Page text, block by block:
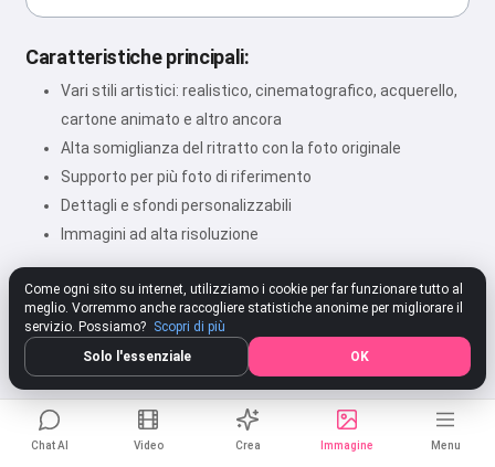
Caratteristiche principali:
Vari stili artistici: realistico, cinematografico, acquerello,
cartone animato e altro ancora
Alta somiglianza del ritratto con la foto originale
Supporto per più foto di riferimento
Dettagli e sfondi personalizzabili
Immagini ad alta risoluzione
★★★★★4.80312 Impostazioni Valuta
Chat AI Video Crea Immagine Menu
Come ogni sito su internet, utilizziamo i cookie per far funzionare tutto al
meglio. Vorremmo anche raccogliere statistiche anonime per migliorare il
servizio. Possiamo? Scopri di più
Solo l'essenziale
OK